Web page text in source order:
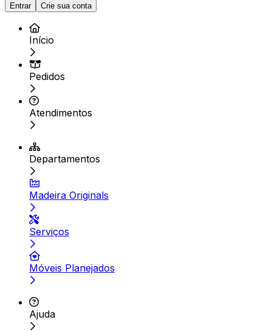
Entrar Crie sua conta
Início
Pedidos
Atendimentos
Departamentos
Madeira Originals
Serviços
Móveis Planejados
Ajuda